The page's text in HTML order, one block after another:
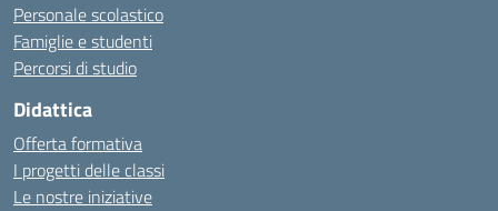
Personale scolastico
Famiglie e studenti
Percorsi di studio
Didattica
Offerta formativa
I progetti delle classi
Le nostre iniziative